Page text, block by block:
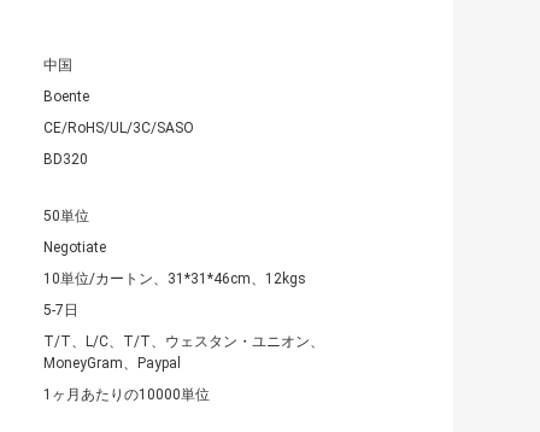
中国
Boente
CE/RoHS/UL/3C/SASO
BD320
50単位
Negotiate
10単位/カートン、31*31*46cm、12kgs
5-7日
T/T、L/C、T/T、ウェスタン・ユニオン、
MoneyGram、Paypal
1ヶ月あたりの10000単位